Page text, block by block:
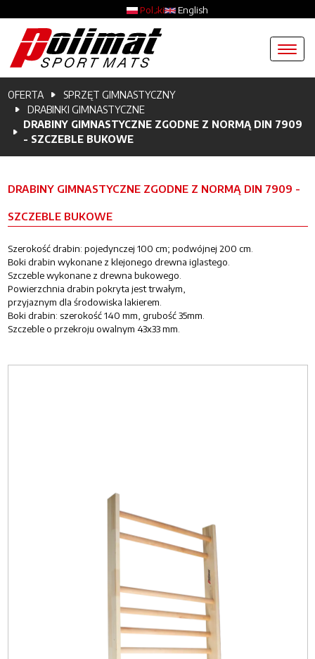
Polski English
Ścieżka nawigacyjna
OFERTA
SPRZĘT GIMNASTYCZNY
DRABINKI GIMNASTYCZNE
DRABINY GIMNASTYCZNE ZGODNE Z NORMĄ DIN 7909
- SZCZEBLE BUKOWE
DRABINY GIMNASTYCZNE ZGODNE Z NORMĄ DIN 7909 -
SZCZEBLE BUKOWE
Szerokość drabin: pojedynczej 100 cm; podwójnej 200 cm.
Boki drabin wykonane z klejonego drewna iglastego.
Szczeble wykonane z drewna bukowego.
Powierzchnia drabin pokryta jest trwałym,
przyjaznym dla środowiska lakierem.
Boki drabin: szerokość 140 mm, grubość 35mm.
Szczeble o przekroju owalnym 43x33 mm.